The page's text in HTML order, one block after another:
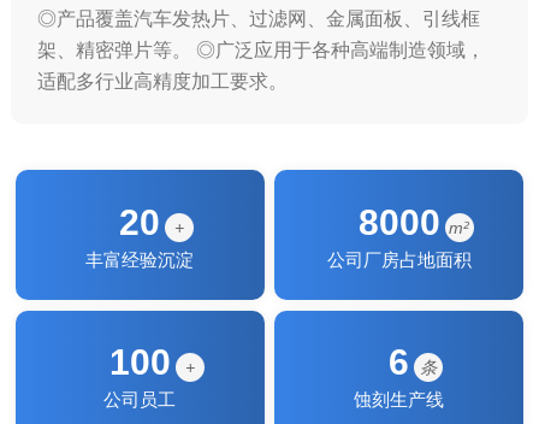
◎产品覆盖汽车发热片、过滤网、金属面板、引线框
架、精密弹片等。 ◎广泛应用于各种高端制造领域，
适配多行业高精度加工要求。
20
+
丰富经验沉淀
8000 m²
公司厂房占地面积
100
+
公司员工
6
条
蚀刻生产线